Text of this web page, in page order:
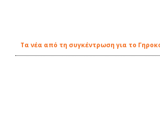
Τα νέα από τη συγκέντρωση για το